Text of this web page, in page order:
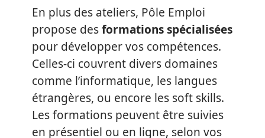
En plus des ateliers, Pôle Emploi
propose desformations spécialisées
pour développer vos compétences.
Celles-ci couvrent divers domaines
comme l’informatique, les langues
étrangères, ou encore les soft skills.
Les formations peuvent être suivies
en présentiel ou en ligne, selon vos